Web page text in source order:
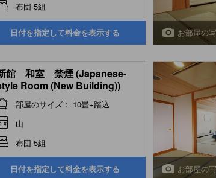
布団 5組
日付を指定して料金を表示する お部屋の
館 和室 禁煙 (Japanese-
Room (New Building))
部屋のサイズ： 10畳+踏込
山
布団 5組
日付を指定して料金を表示する お部屋の